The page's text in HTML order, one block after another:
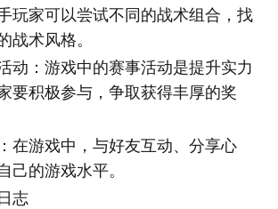
玩家可以尝试不同的战术组合，找
战术风格。
动：游戏中的赛事活动是提升实力
要积极参与，争取获得丰厚的奖
在游戏中，与好友互动、分享心
己的游戏水平。
志